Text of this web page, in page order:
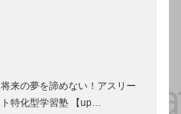
将来の夢を諦めない！アスリー
ト特化型学習塾 【up…